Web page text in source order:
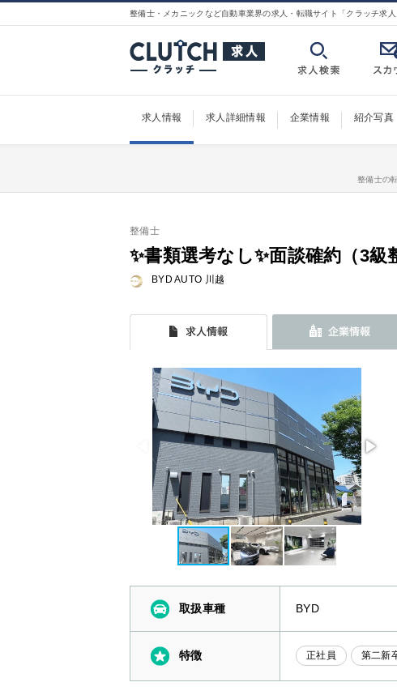
整備士・メカニックなど自動車業界の求人・転職サイト「クラッチ求人
求人情報 求人詳細情報 企業情報 紹介写真
整備士の
整備士
✨書類選考なし✨面談確約（3
BYD AUTO 川越
取扱車種 BYD
特徴 正社員 第二新